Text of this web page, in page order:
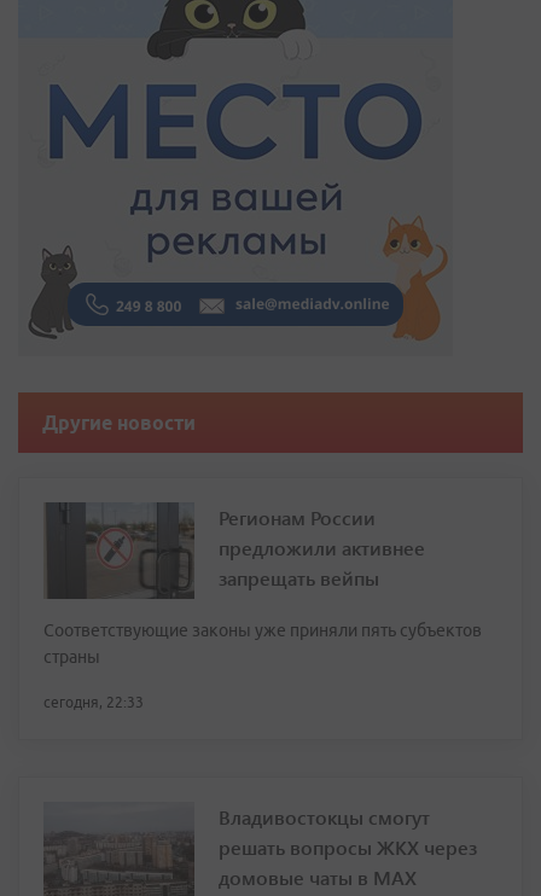
Другие новости
Регионам России
предложили активнее
запрещать вейпы
Соответствующие законы уже приняли пять субъектов
страны
сегодня, 22:33
Владивостокцы смогут
решать вопросы ЖКХ через
домовые чаты в МАХ